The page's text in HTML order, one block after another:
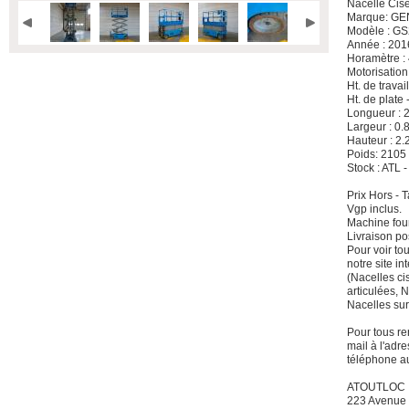
Nacelle
Marque:
Modèle :
Année :
Horamètre
Ht. de
Ht. de plate
Longueur :
Largeur :
Hauteur :
Poids: 2105
Stock : ATL
Prix Hors -
Vgp inclus.
Machine
Livraison
Pour voir
notre site
(Nacelles
articulées,
Nacelles
Pour tous
mail à
téléphone
ATOUTLOC
223